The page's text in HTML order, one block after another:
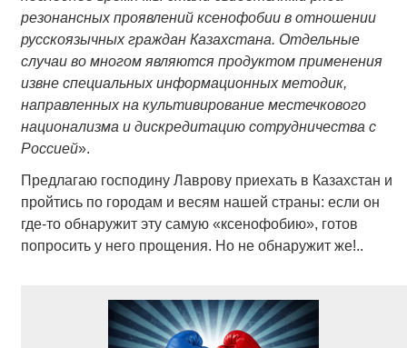
резонансных проявлений ксенофобии в отношении
русскоязычных граждан Казахстана. Отдельные
случаи во многом являются продуктом применения
извне специальных информационных методик,
направленных на культивирование местечкового
национализма и дискредитацию сотрудничества с
Россией».
Предлагаю господину Лаврову приехать в Казахстан и
пройтись по городам и весям нашей страны: если он
где-то обнаружит эту самую «ксенофобию», готов
попросить у него прощения. Но не обнаружит же!..